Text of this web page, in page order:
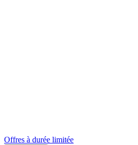
Offres à durée limitée